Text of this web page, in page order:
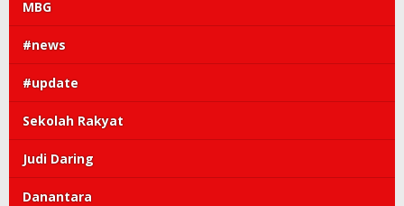
MBG
#news
#update
Sekolah Rakyat
Judi Daring
Danantara